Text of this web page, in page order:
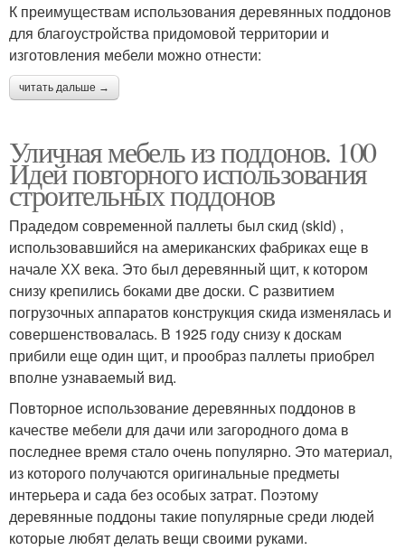
К преимуществам использования деревянных поддонов
для благоустройства придомовой территории и
изготовления мебели можно отнести:
читать дальше →
Уличная мебель из поддонов. 100
Идей повторного использования
строительных поддонов
Прадедом современной паллеты был скид (skid) ,
использовавшийся на американских фабриках еще в
начале ХХ века. Это был деревянный щит, к котором
снизу крепились боками две доски. С развитием
погрузочных аппаратов конструкция скида изменялась и
совершенствовалась. В 1925 году снизу к доскам
прибили еще один щит, и прообраз паллеты приобрел
вполне узнаваемый вид.
Повторное использование деревянных поддонов в
качестве мебели для дачи или загородного дома в
последнее время стало очень популярно. Это материал,
из которого получаются оригинальные предметы
интерьера и сада без особых затрат. Поэтому
деревянные поддоны такие популярные среди людей
которые любят делать вещи своими руками.